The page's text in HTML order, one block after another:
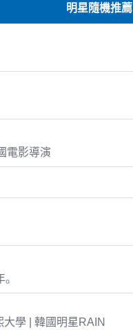
明星隨機推薦
電影導演
學 | 韓國明星RAIN